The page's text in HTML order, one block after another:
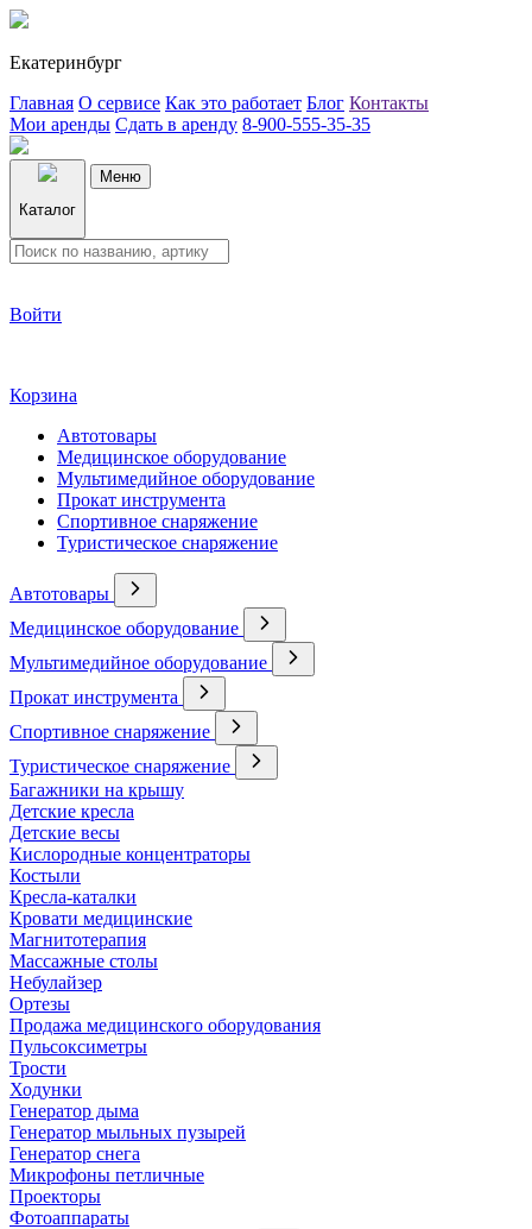
Екатеринбург
Главная О сервисе Как это работает Блог Контакты
Мои аренды Сдать в аренду 8-900-555-35-35
Каталог
Меню
Войти
Корзина
Автотовары
Медицинское оборудование
Мультимедийное оборудование
Прокат инструмента
Спортивное снаряжение
Туристическое снаряжение
Автотовары
Медицинское оборудование
Мультимедийное оборудование
Прокат инструмента
Спортивное снаряжение
Туристическое снаряжение
Багажники на крышу
Детские кресла
Детские весы
Кислородные концентраторы
Костыли
Кресла-каталки
Кровати медицинские
Магнитотерапия
Массажные столы
Небулайзер
Ортезы
Продажа медицинского оборудования
Пульсоксиметры
Трости
Ходунки
Генератор дыма
Генератор мыльных пузырей
Генератор снега
Микрофоны петличные
Проекторы
Фотоаппараты